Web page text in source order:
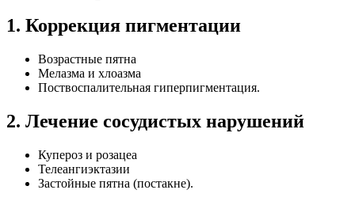
1. Коррекция пигментации
Возрастные пятна
Мелазма и хлоазма
Поствоспалительная гиперпигментация.
2. Лечение сосудистых нарушений
Купероз и розацеа
Телеангиэктазии
Застойные пятна (постакне).